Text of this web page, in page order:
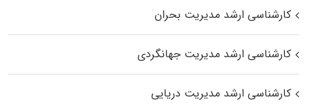
کارشناسی ارشد مدیریت بحران
کارشناسی ارشد مدیریت جهانگردی
کارشناسی ارشد مدیریت دریایی